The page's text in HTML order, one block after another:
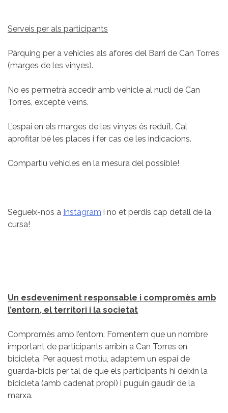
Serveis per als participants
Pàrquing per a vehicles als afores del Barri de Can Torres
(marges de les vinyes).
No es permetrà accedir amb vehicle al nucli de Can
Torres, excepte veïns.
L’espai en els marges de les vinyes és reduït. Cal
aprofitar bé les places i fer cas de les indicacions.
Compartiu vehicles en la mesura del possible!
Segueix-nos a Instagram i no et perdis cap detall de la
cursa!
Un esdeveniment responsable i compromès amb
l’entorn, el territori i la societat
Compromès amb l’entorn: Fomentem que un nombre
important de participants arribin a Can Torres en
bicicleta. Per aquest motiu, adaptem un espai de
guarda-bicis per tal de que els participants hi deixin la
bicicleta (amb cadenat propi) i puguin gaudir de la
marxa.